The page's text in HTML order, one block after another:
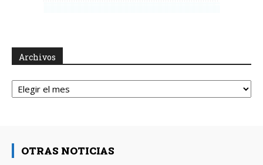
Archivos
Archivos
OTRAS NOTICIAS